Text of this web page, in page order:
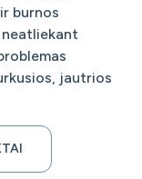
burnos
jautrios